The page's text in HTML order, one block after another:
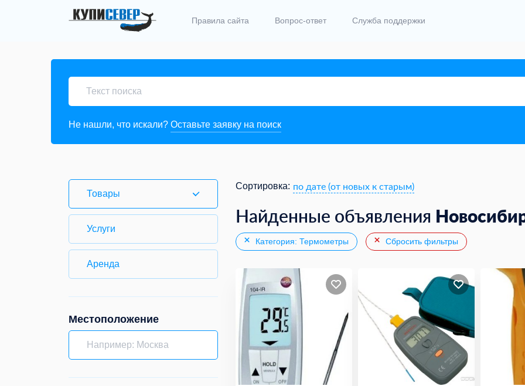
Правила сайта Вопрос-ответ Служба поддержки
Не нашли, что искали? Оставьте заявку на поиск
Товары
Услуги
Аренда
Местоположение
Сортировка: по дате (от новых к старым)
Найденные объявления
Категория: Термометры Сбросить фильтры